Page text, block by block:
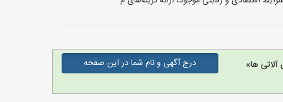
ها»
درج آگهی و نام شما در این صفحه